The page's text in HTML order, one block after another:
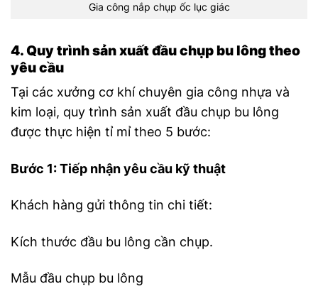
Gia công nắp chụp ốc lục giác
4. Quy trình sản xuất đầu chụp bu lông theo
yêu cầu
Tại các xưởng cơ khí chuyên gia công nhựa và
kim loại, quy trình sản xuất đầu chụp bu lông
được thực hiện tỉ mỉ theo 5 bước:
Bước 1: Tiếp nhận yêu cầu kỹ thuật
Khách hàng gửi thông tin chi tiết:
Kích thước đầu bu lông cần chụp.
Mẫu đầu chụp bu lông